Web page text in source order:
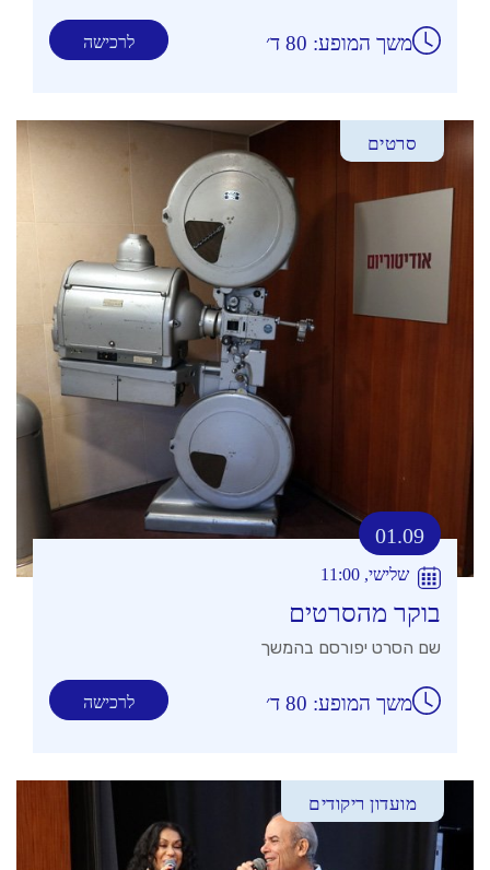
לרכישה משך המופע: 80 ד׳
סרטים
01.09
שלישי, 11:00
בוקר מהסרטים
שם הסרט יפורסם בהמשך
לרכישה משך המופע: 80 ד׳
מועדון ריקודים